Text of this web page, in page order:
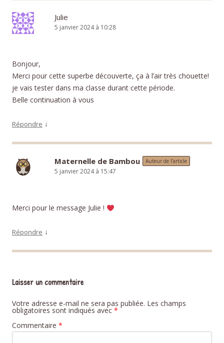
Julie
5 janvier 2024 à 10:28
Bonjour,
Merci pour cette superbe découverte, ça à l’air très chouette!
je vais tester dans ma classe durant cette période.
Belle continuation à vous
Répondre ↓
Maternelle de Bambou Auteur de l’article
5 janvier 2024 à 15:47
Merci pour le message Julie !
Répondre ↓
Laisser un commentaire
Votre adresse e-mail ne sera pas publiée. Les champs
obligatoires sont indiqués avec *
Commentaire *